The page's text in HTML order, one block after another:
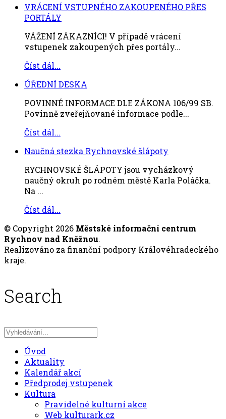
VRÁCENÍ VSTUPNÉHO ZAKOUPENÉHO PŘES
PORTÁLY
VÁŽENÍ ZÁKAZNÍCI! V případě vrácení
vstupenek zakoupených přes portály...
Číst dál...
ÚŘEDNÍ DESKA
POVINNÉ INFORMACE DLE ZÁKONA 106/99 SB.
Povinně zveřejňované informace podle...
Číst dál...
Naučná stezka Rychnovské šlápoty
RYCHNOVSKÉ ŠLÁPOTY jsou vycházkový
naučný okruh po rodném městě Karla Poláčka.
Na ...
Číst dál...
© Copyright 2026 Městské informační centrum
Rychnov nad Kněžnou.
Realizováno za finanční podpory Královéhradeckého
kraje.
Search
Úvod
Aktuality
Kalendář akcí
Předprodej vstupenek
Kultura
Pravidelné kulturní akce
Web kulturark.cz